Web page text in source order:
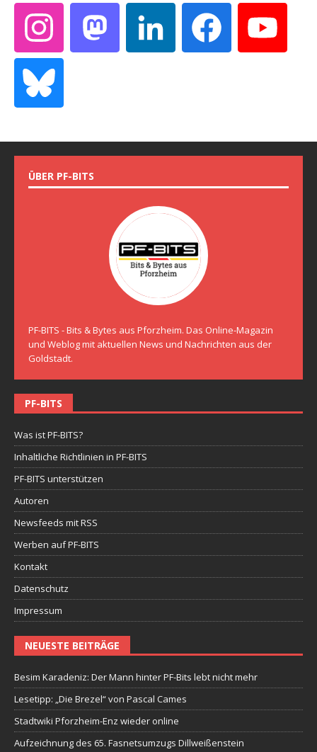
ÜBER PF-BITS
PF-BITS - Bits & Bytes aus Pforzheim. Das Online-Magazin
und Weblog mit aktuellen News und Nachrichten aus der
Goldstadt.
PF-BITS
Was ist PF-BITS?
Inhaltliche Richtlinien in PF-BITS
PF-BITS unterstützen
Autoren
Newsfeeds mit RSS
Werben auf PF-BITS
Kontakt
Datenschutz
Impressum
NEUESTE BEITRÄGE
Besim Karadeniz: Der Mann hinter PF-Bits lebt nicht mehr
Lesetipp: „Die Brezel“ von Pascal Cames
Stadtwiki Pforzheim-Enz wieder online
Aufzeichnung des 65. Fasnetsumzugs Dillweißenstein